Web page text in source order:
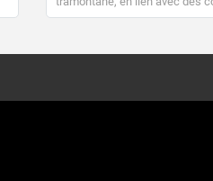
de forêt. Mais qu'est-ce que la
à nord-ouest, dans un secteur
monts, en allusion aux